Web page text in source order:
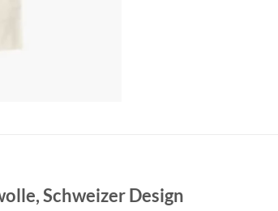
Schweizer Design